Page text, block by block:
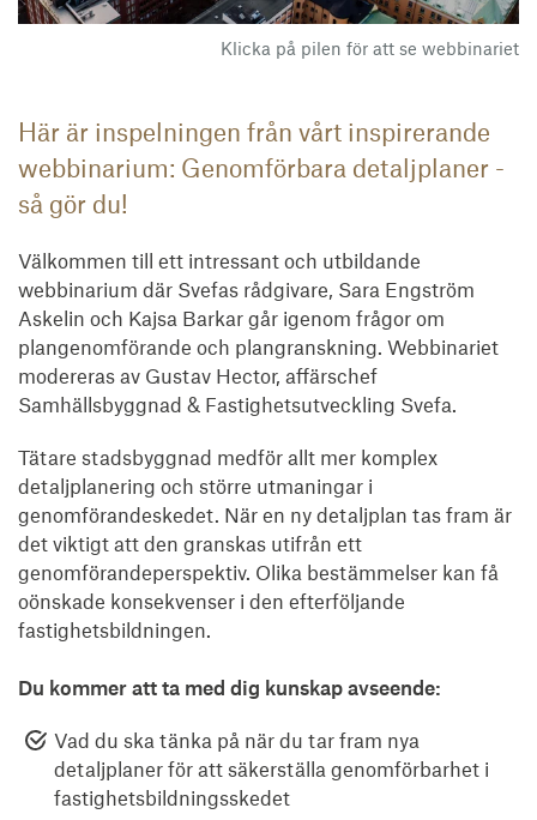
Klicka på pilen för att se webbinariet
Här är inspelningen från vårt inspirerande
webbinarium: Genomförbara detaljplaner -
så gör du!
Välkommen till ett intressant och utbildande
webbinarium där Svefas rådgivare, Sara Engström
Askelin och Kajsa Barkar går igenom frågor om
plangenomförande och plangranskning. Webbinariet
modereras av Gustav Hector, affärschef
Samhällsbyggnad & Fastighetsutveckling Svefa.
Tätare stadsbyggnad medför allt mer komplex
detaljplanering och större utmaningar i
genomförandeskedet. När en ny detaljplan tas fram är
det viktigt att den granskas utifrån ett
genomförandeperspektiv. Olika bestämmelser kan få
oönskade konsekvenser i den efterföljande
fastighetsbildningen.
Du kommer att ta med dig kunskap avseende:
Vad du ska tänka på när du tar fram nya
detaljplaner för att säkerställa genomförbarhet i
fastighetsbildningsskedet